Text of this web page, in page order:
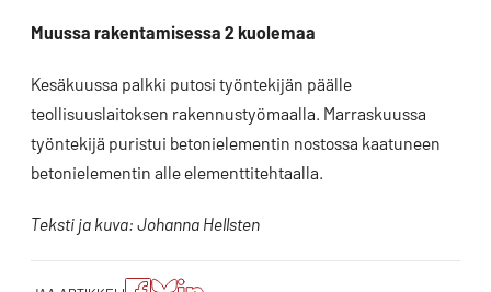
Muussa rakentamisessa 2 kuolemaa
Kesäkuussa palkki putosi työntekijän päälle
teollisuuslaitoksen rakennustyömaalla. Marraskuussa
työntekijä puristui betonielementin nostossa kaatuneen
betonielementin alle elementtitehtaalla.
Teksti ja kuva: Johanna Hellsten
JaaJaaJako: